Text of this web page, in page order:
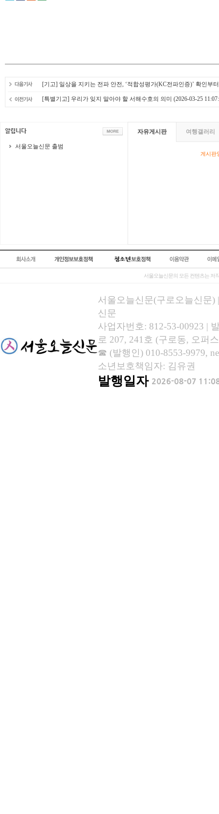
[기고] 일상을 지키는 전파 안전, ‘적합성평가(KC전파인증)’ 확인부
[특별기고] 우리가 잊지 말아야 할 서해수호의 의미 (2026-03-25
서울오늘신문 출범
자유게시판 여행갤러리
게시판
서울오늘신문의 모든 컨텐츠는 저
서울오늘신문(구로오늘신문)
신문
사업자번호: 812-53-00923 |
로 207, 241호 (구로동, 오퍼
☎ (발행인) 010-8553-9979,
소년보호책임자: 김유권
발행일자